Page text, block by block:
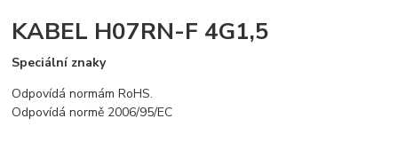
KABEL H07RN-F 4G1,5
Speciální znaky
Odpovídá normám RoHS.
Odpovídá normě 2006/95/EC